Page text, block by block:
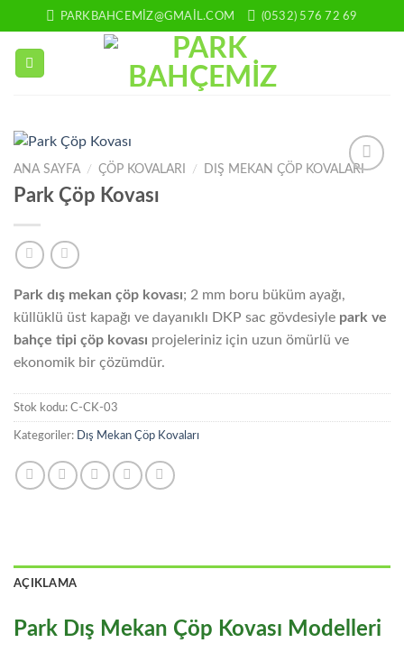
atla
PARKBAHCEMIZ@GMAIL.COM (0532) 576 72 69
ANA SAYFA / ÇÖP KOVALARI / DIŞ MEKAN ÇÖP KOVALARI
Park Çöp Kovası
Park dış mekan çöp kovası; 2 mm boru büküm ayağı,
küllüklü üst kapağı ve dayanıklı DKP sac gövdesiyle park ve
bahçe tipi çöp kovası projeleriniz için uzun ömürlü ve
ekonomik bir çözümdür.
Stok kodu: C-CK-03
Kategoriler: Dış Mekan Çöp Kovaları
AÇIKLAMA
Park Dış Mekan Çöp Kovası Modelleri